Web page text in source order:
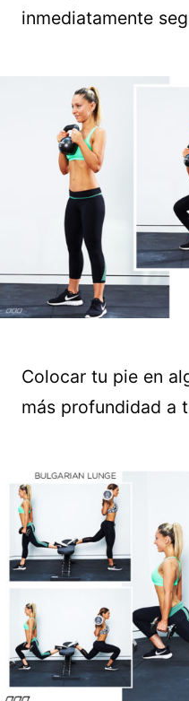
inmediatamente
Colocar tu pie en
más profundidad a